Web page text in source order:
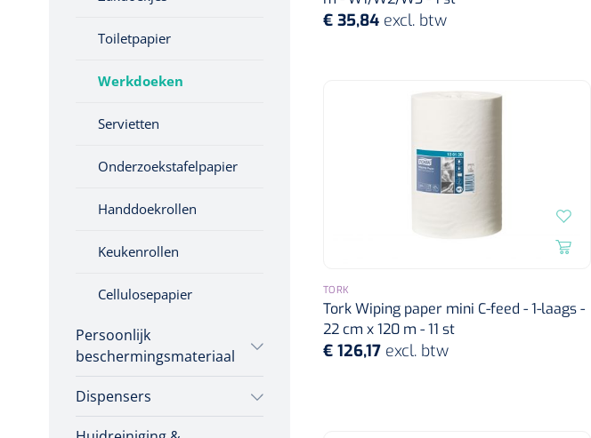
Toiletpapier
Werkdoeken
Servietten
Onderzoekstafelpapier
Handdoekrollen
Keukenrollen
Cellulosepapier
Persoonlijk
beschermingsmateriaal
Mutsen
Dispensers
€ 35,84 excl. btw
TORK
Tork Wiping paper mini C-feed - 1-laags -
22 cm x 120 m - 11 st
€ 126,17 excl. btw